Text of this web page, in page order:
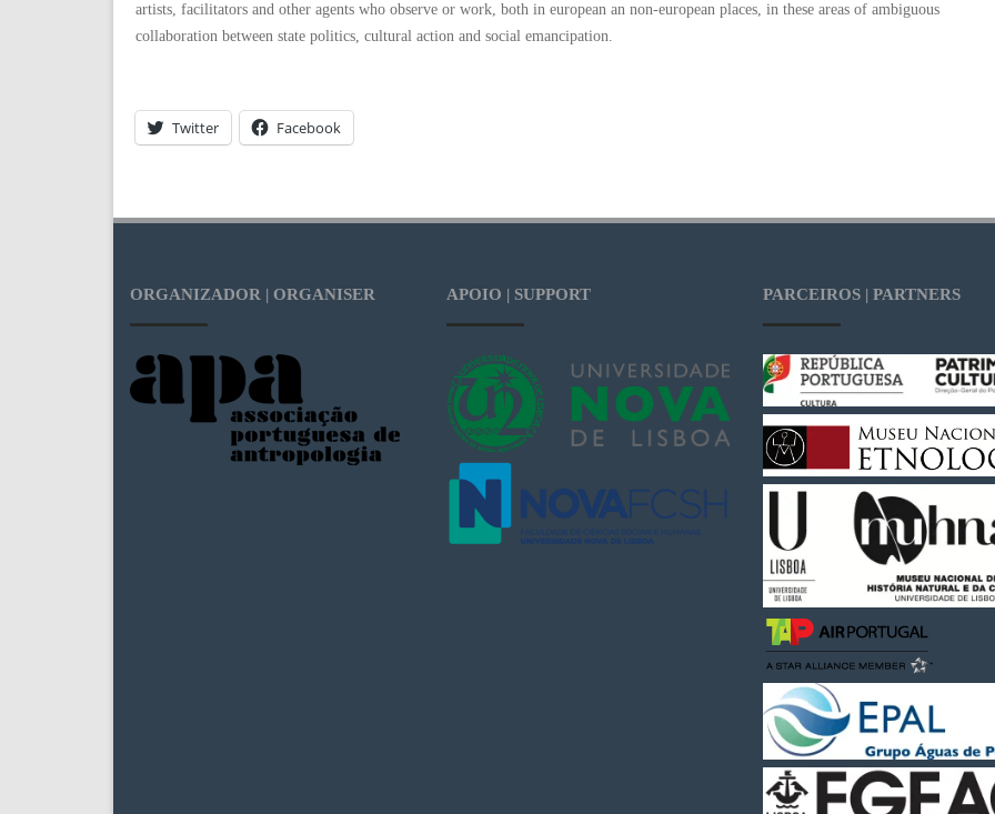
artists, facilitators and other agents who observe or work, both in european an non-european places, in these areas of ambiguous
collaboration between state politics, cultural action and social emancipation.
Twitter Facebook
ORGANIZADOR | ORGANISER APOIO | SUPPORT PARCEIROS | PARTNERS